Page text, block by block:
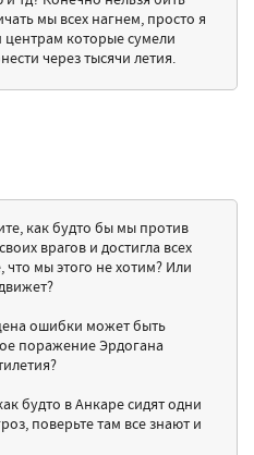
мы всех нагнем, просто я
которые сумели
через тысячи летия.
как будто бы мы против
врагов и достигла всех
что мы этого не хотим? Или
ошибки может быть
поражение Эрдогана
будто в Анкаре сидят одни
поверьте там все знают и